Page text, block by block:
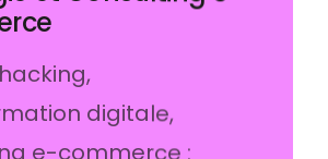
et Consulting e-
digitale,